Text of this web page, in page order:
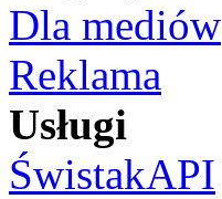
Dla mediów
Reklama
Usługi
ŚwistakAPI